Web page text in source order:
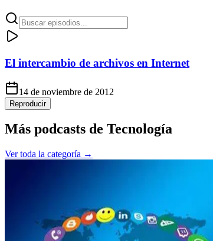
El intercambio de archivos en Internet
14 de noviembre de 2012
Reproducir
Más podcasts de Tecnología
Ver toda la categoría →